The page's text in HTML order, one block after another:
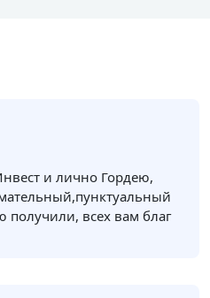
и лично Гордею,
получили, всех вам благ